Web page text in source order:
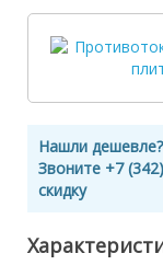
Нашли дешевле?
Звоните +7
скидку